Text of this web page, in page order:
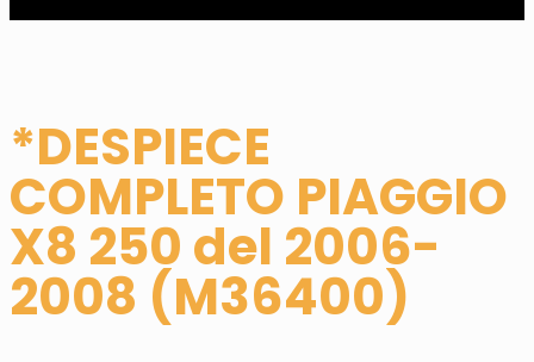
*DESPIECE
COMPLETO PIAGGIO
X8 250 del 2006-
2008 (M36400)